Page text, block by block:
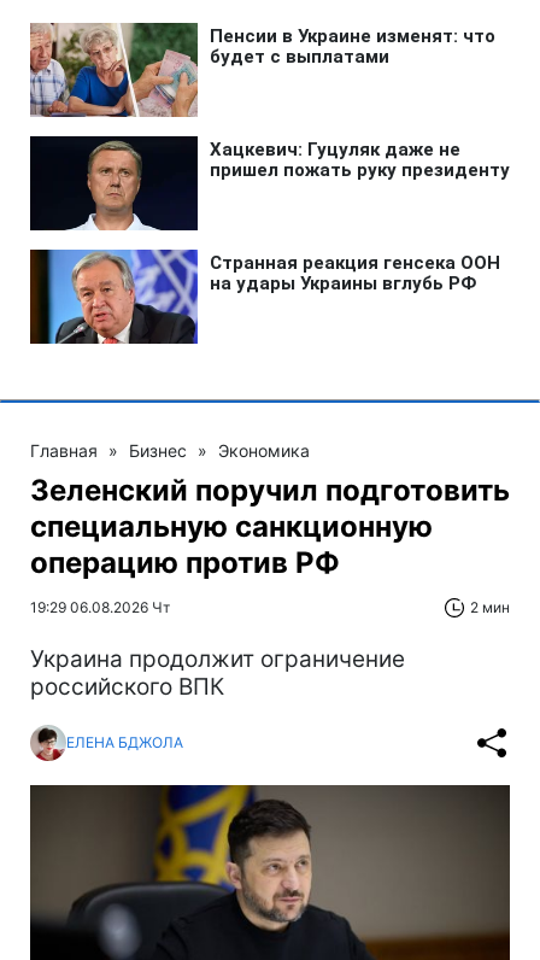
Главная » Бизнес » Экономика
Зеленский поручил подготовить
специальную санкционную
операцию против РФ
19:29 06.08.2026 Чт 2 мин
Украина продолжит ограничение
российского ВПК
ЕЛЕНА БДЖОЛА